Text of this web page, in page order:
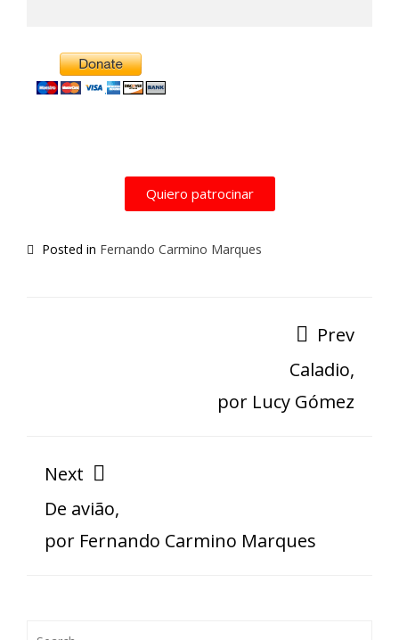
Quiero patrocinar
Posted in Fernando Carmino Marques
Prev
Caladio,
por Lucy Gómez
Next
De avião,
por Fernando Carmino Marques